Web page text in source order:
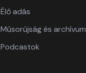
Élő adás
Műsorújság és archívum
Podcastok